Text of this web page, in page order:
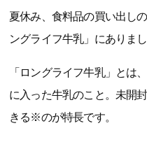
夏休み、食料品の買い出し
ングライフ牛乳」にありまし
「ロングライフ牛乳」とは
に入った牛乳のこと。未開
きる※のが特長です。